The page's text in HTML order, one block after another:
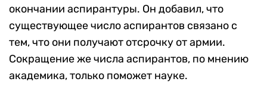
окончании аспирантуры. Он добавил, что
существующее число аспирантов связано с
тем, что они получают отсрочку от армии.
Сокращение же числа аспирантов, по мнению
академика, только поможет науке.